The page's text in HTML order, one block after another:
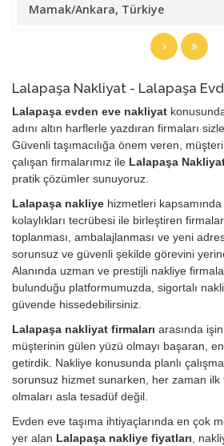
Mamak/Ankara, Türkiye
Lalapaşa Nakliyat - Lalapaşa
Lalapaşa evden eve nakliyat
adını altın harflerle yazdıran firmaları
Güvenli taşımacılığa önem veren,
çalışan firmalarımız ile Lalapaşa
pratik çözümler sunuyoruz.
Lalapaşa nakliye hizmetleri
kolaylıkları tecrübesi ile birleştiren
toplanması, ambalajlanması ve yeni
sorunsuz ve güvenli şekilde görevini
Alanında uzman ve prestijli nakliye
bulunduğu platformumuzda, sigortalı
güvende hissedebilirsiniz.
Lalapaşa nakliyat firmaları arasında
müşterinin gülen yüzü olmayı başaran,
getirdik. Nakliye konusunda planlı
sorunsuz hizmet sunarken, her zaman ilk
olmaları asla tesadüf değil.
Evden eve taşıma ihtiyaçlarında en çok
yer alan Lalapaşa nakliye fiyatları ,